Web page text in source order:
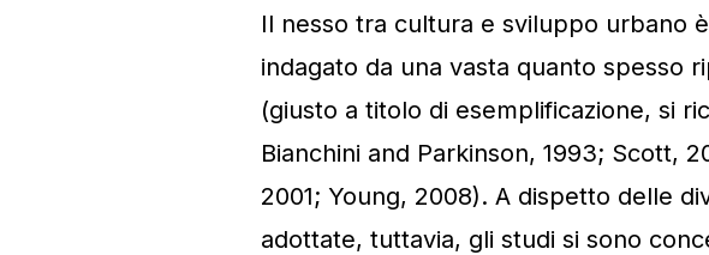
Il nesso tra cultura e sviluppo urbano
indagato da una vasta quanto spesso
(giusto a titolo di esemplificazione, si
Bianchini and Parkinson, 1993; Scott,
2001; Young, 2008). A dispetto delle
adottate, tuttavia, gli studi si sono